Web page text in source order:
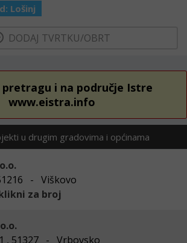
Lošinj
DODAJ TVRTKU/OBRT
i na područje Istre
www.eistra.info
u drugim gradovima i općinama
- Viškovo
za broj
, 51327 - Vrbovsko